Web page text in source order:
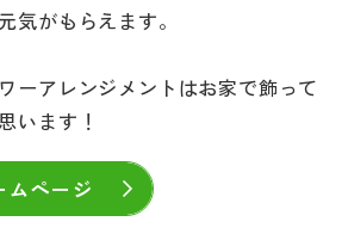
気がもらえます。
ーアレンジメントはお家で飾って
います！
ムページ